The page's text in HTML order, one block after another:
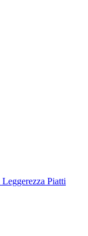
Leggerezza Piatti